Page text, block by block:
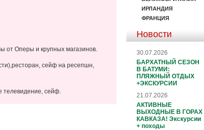
от Оперы и крупных магазинов.
сейф на ресепшн,
телевидение, сейф.
ИРЛАНДИЯ
ФРАНЦИЯ
Новости
30.07.2026
БАРХАТНЫЙ СЕЗОН
В БАТУМИ:
ПЛЯЖНЫЙ ОТДЫХ
+ЭКСКУРСИИ
21.07.2026
АКТИВНЫЕ
ВЫХОДНЫЕ В ГОРАХ
КАВКАЗА! Экскурсии
+ походы